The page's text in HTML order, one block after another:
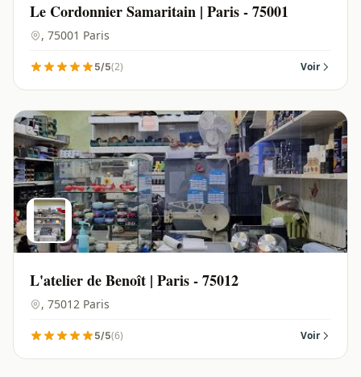
Le Cordonnier Samaritain | Paris - 75001
, 75001 Paris
5/5(2) Voir
L'atelier de Benoît | Paris - 75012
, 75012 Paris
5/5(6) Voir